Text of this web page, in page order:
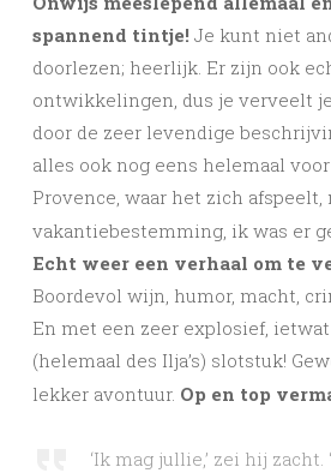
spannend tintje! Je kunt niet
doorlezen; heerlijk. Er zijn ook
ontwikkelingen, dus je verveelt
door de zeer levendige
alles ook nog eens helemaal voor
Provence, waar het zich
vakantiebestemming, ik was er
Echt weer een verhaal om te
Boordevol wijn, humor, macht,
En met een zeer explosief,
(helemaal des Ilja’s) slotstuk!
lekker avontuur. Op en top
‘Ik mag jullie,’ zei hij